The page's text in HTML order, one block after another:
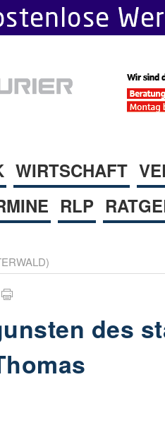
WIRTSCHAFT
RLP
des